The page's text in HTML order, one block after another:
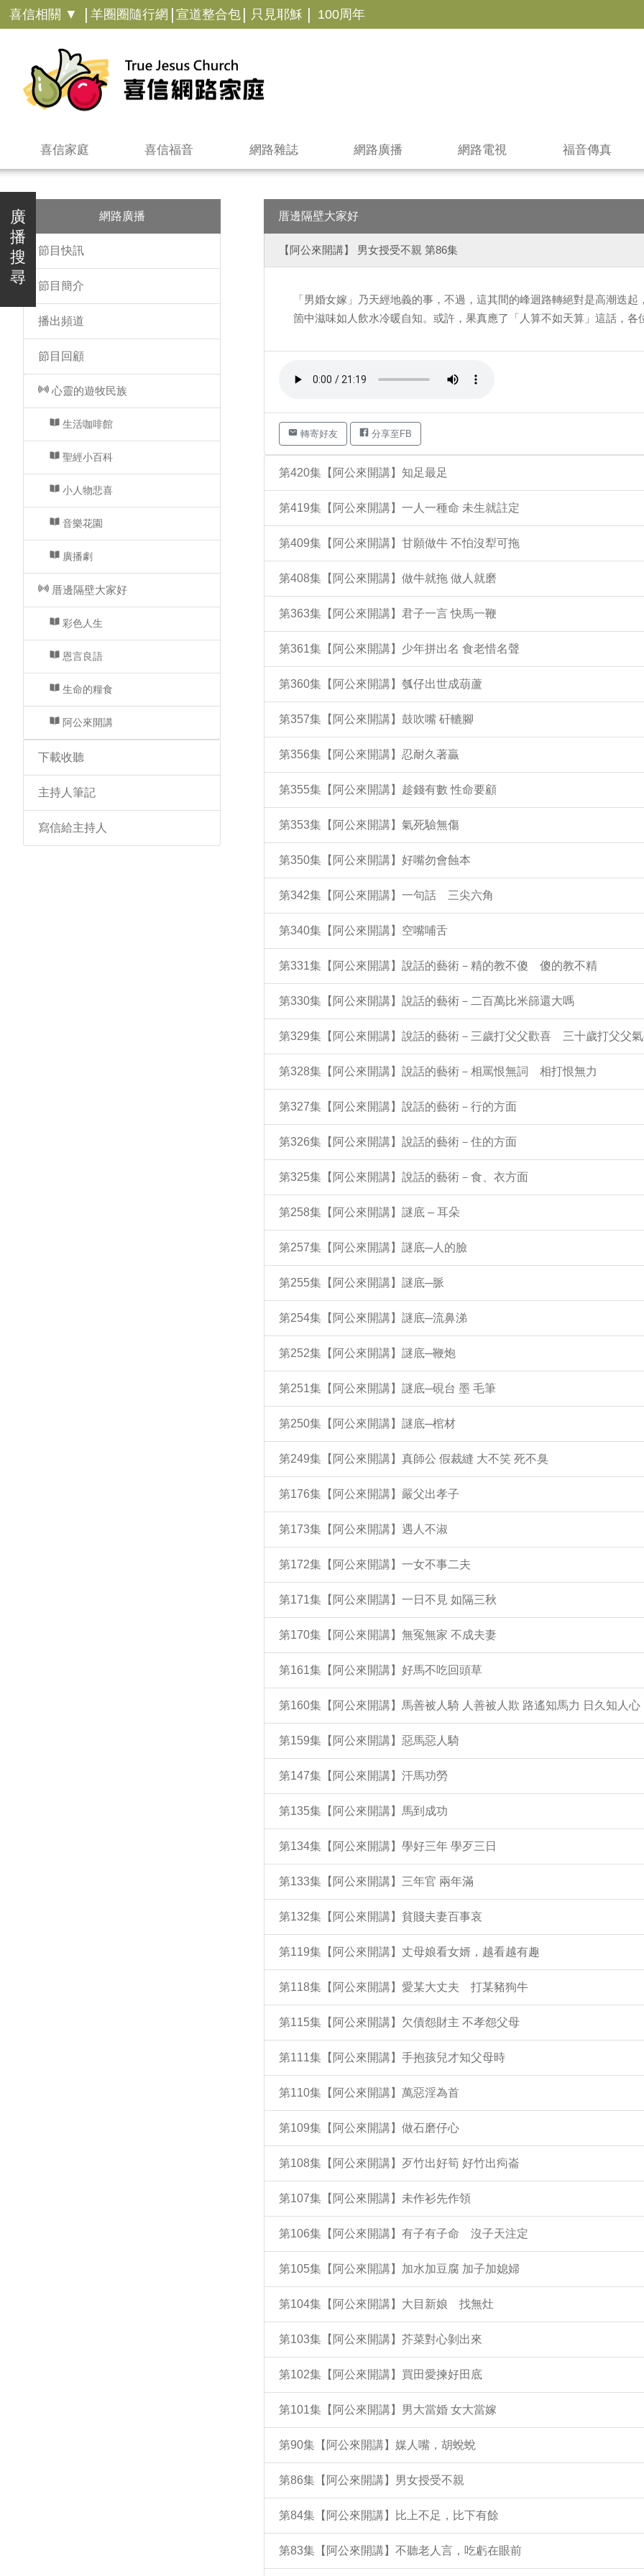
喜信相關 ▼ | 羊圈圈隨行網 | 宣道整合包 | 只見耶穌 | 100周年
喜信家庭 喜信福音 網路雜誌 網路廣播 網路電視 福音傳真
廣
播
搜
尋
網路廣播
節目快訊
節目簡介
播出頻道
節目回顧
心靈的遊牧民族
生活咖啡館
聖經小百科
小人物悲喜
音樂花園
廣播劇
厝邊隔壁大家好
彩色人生
恩言良語
生命的糧食
阿公來開講
下載收聽
主持人筆記
寫信給主持人
厝邊隔壁大家好
【阿公來開講】 男女授受不親 第86集
「男婚女嫁」乃天經地義的事，不過，這其間的峰迴路轉絕對是高潮迭
箇中滋味如人飲水冷暖自知。或許，果真應了「人算不如天算」這話，
轉寄好友 分享至FB
第420集【阿公來開講】知足最足
第419集【阿公來開講】一人一種命 未生就註定
第409集【阿公來開講】甘願做牛 不怕沒犁可拖
第408集【阿公來開講】做牛就拖 做人就磨
第363集【阿公來開講】君子一言 快馬一鞭
第361集【阿公來開講】少年拼出名 食老惜名聲
第360集【阿公來開講】瓠仔出世成葫蘆
第357集【阿公來開講】鼓吹嘴 矸轆腳
第356集【阿公來開講】忍耐久著贏
第355集【阿公來開講】趁錢有數 性命要顧
第353集【阿公來開講】氣死驗無傷
第350集【阿公來開講】好嘴勿會蝕本
第342集【阿公來開講】一句話 三尖六角
第340集【阿公來開講】空嘴哺舌
第331集【阿公來開講】說話的藝術－精的教不傻 傻的教不精
第330集【阿公來開講】說話的藝術－二百萬比米篩還大嗎
第329集【阿公來開講】說話的藝術－三歲打父父歡喜 三十歲打父父
第328集【阿公來開講】說話的藝術－相罵恨無詞 相打恨無力
第327集【阿公來開講】說話的藝術－行的方面
第326集【阿公來開講】說話的藝術－住的方面
第325集【阿公來開講】說話的藝術－食、衣方面
第258集【阿公來開講】謎底 – 耳朵
第257集【阿公來開講】謎底─人的臉
第255集【阿公來開講】謎底─脈
第254集【阿公來開講】謎底─流鼻涕
第252集【阿公來開講】謎底─鞭炮
第251集【阿公來開講】謎底─硯台 墨 毛筆
第250集【阿公來開講】謎底─棺材
第249集【阿公來開講】真師公 假裁縫 大不笑 死不臭
第176集【阿公來開講】嚴父出孝子
第173集【阿公來開講】遇人不淑
第172集【阿公來開講】一女不事二夫
第171集【阿公來開講】一日不見 如隔三秋
第170集【阿公來開講】無冤無家 不成夫妻
第161集【阿公來開講】好馬不吃回頭草
第160集【阿公來開講】馬善被人騎 人善被人欺 路遙知馬力 日久知人心
第159集【阿公來開講】惡馬惡人騎
第147集【阿公來開講】汗馬功勞
第135集【阿公來開講】馬到成功
第134集【阿公來開講】學好三年 學歹三日
第133集【阿公來開講】三年官 兩年滿
第132集【阿公來開講】貧賤夫妻百事哀
第119集【阿公來開講】丈母娘看女婿，越看越有趣
第118集【阿公來開講】愛某大丈夫 打某豬狗牛
第115集【阿公來開講】欠債怨財主 不孝怨父母
第111集【阿公來開講】手抱孩兒才知父母時
第110集【阿公來開講】萬惡淫為首
第109集【阿公來開講】做石磨仔心
第108集【阿公來開講】歹竹出好筍 好竹出痀崙
第107集【阿公來開講】未作衫先作領
第106集【阿公來開講】有子有子命 沒子天注定
第105集【阿公來開講】加水加豆腐 加子加媳婦
第104集【阿公來開講】大目新娘 找無灶
第103集【阿公來開講】芥菜對心剝出來
第102集【阿公來開講】買田愛揀好田底
第101集【阿公來開講】男大當婚 女大當嫁
第90集【阿公來開講】媒人嘴，胡蛻蛻
第86集【阿公來開講】男女授受不親
第84集【阿公來開講】比上不足，比下有餘
第83集【阿公來開講】不聽老人言，吃虧在眼前